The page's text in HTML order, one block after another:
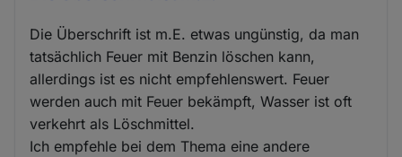
Die Überschrift ist m.E. etwas ungünstig, da man
tatsächlich Feuer mit Benzin löschen kann,
allerdings ist es nicht empfehlenswert. Feuer
werden auch mit Feuer bekämpft, Wasser ist oft
verkehrt als Löschmittel.
Ich empfehle bei dem Thema eine andere